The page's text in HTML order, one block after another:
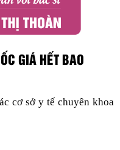
GIÁ HẾT BAO
cơ sở y tế chuyên khoa